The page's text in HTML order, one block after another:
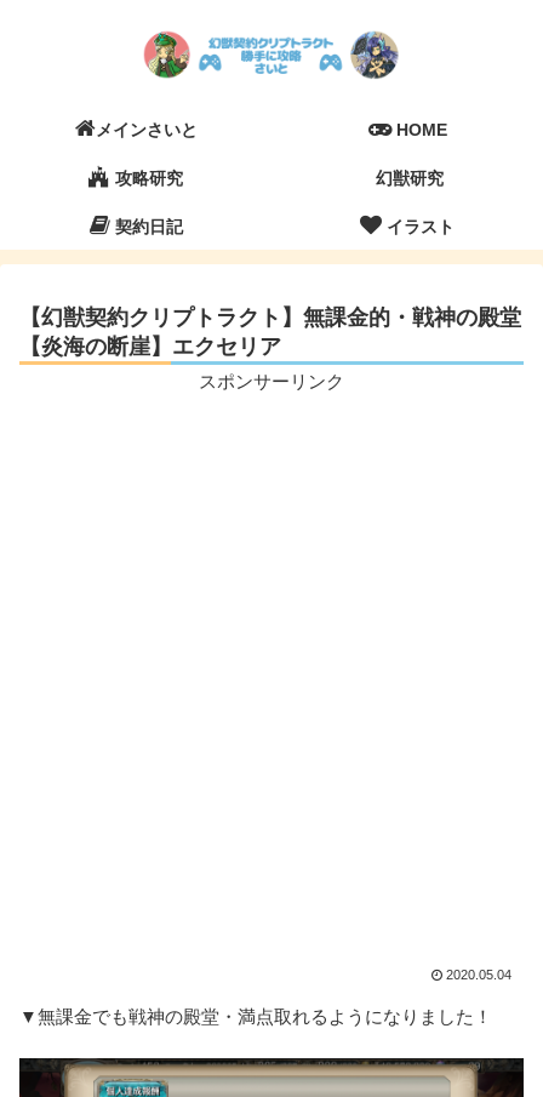
メインさいと HOME
攻略研究 幻獣研究
契約日記 イラスト
【幻獣契約クリプトラクト】無課金的・戦神の殿堂
【炎海の断崖】エクセリア
スポンサーリンク
2020.05.04
▼無課金でも戦神の殿堂・満点取れるようになりました！